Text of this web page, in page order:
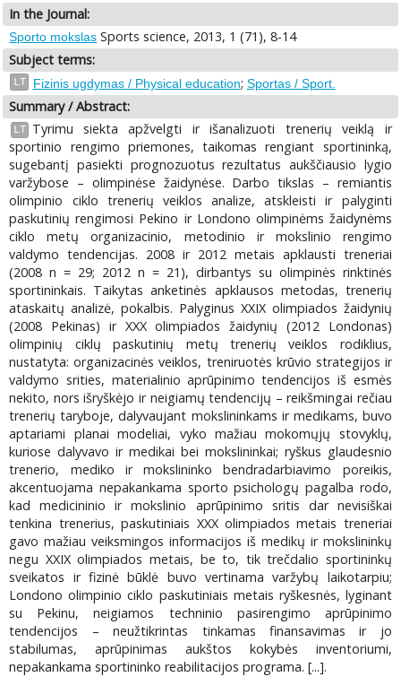
In the Journal:
Sporto mokslas Sports science, 2013, 1 (71), 8-14
Subject terms:
LT Fizinis ugdymas / Physical education; Sportas / Sport.
Summary / Abstract:
LT
Tyrimu siekta apžvelgti ir išanalizuoti trenerių veiklą ir
sportinio rengimo priemones, taikomas rengiant sportininką,
sugebantį pasiekti prognozuotus rezultatus aukščiausio lygio
varžybose – olimpinėse žaidynėse. Darbo tikslas – remiantis
olimpinio ciklo trenerių veiklos analize, atskleisti ir palyginti
paskutinių rengimosi Pekino ir Londono olimpinėms žaidynėms
ciklo metų organizacinio, metodinio ir mokslinio rengimo
valdymo tendencijas. 2008 ir 2012 metais apklausti treneriai
(2008 n = 29; 2012 n = 21), dirbantys su olimpinės rinktinės
sportininkais. Taikytas anketinės apklausos metodas, trenerių
ataskaitų analizė, pokalbis. Palyginus XXIX olimpiados žaidynių
(2008 Pekinas) ir XXX olimpiados žaidynių (2012 Londonas)
olimpinių ciklų paskutinių metų trenerių veiklos rodiklius,
nustatyta: organizacinės veiklos, treniruotės krūvio strategijos ir
valdymo srities, materialinio aprūpinimo tendencijos iš esmės
nekito, nors išryškėjo ir neigiamų tendencijų – reikšmingai rečiau
trenerių taryboje, dalyvaujant mokslininkams ir medikams, buvo
aptariami planai modeliai, vyko mažiau mokomųjų stovyklų,
kuriose dalyvavo ir medikai bei mokslininkai; ryškus glaudesnio
trenerio, mediko ir mokslininko bendradarbiavimo poreikis,
akcentuojama nepakankama sporto psichologų pagalba rodo,
kad medicininio ir mokslinio aprūpinimo sritis dar nevisiškai
tenkina trenerius, paskutiniais XXX olimpiados metais treneriai
gavo mažiau veiksmingos informacijos iš medikų ir mokslininkų
negu XXIX olimpiados metais, be to, tik trečdalio sportininkų
sveikatos ir fizinė būklė buvo vertinama varžybų laikotarpiu;
Londono olimpinio ciklo paskutiniais metais ryškesnės, lyginant
su Pekinu, neigiamos techninio pasirengimo aprūpinimo
tendencijos – neužtikrintas tinkamas finansavimas ir jo
stabilumas, aprūpinimas aukštos kokybės inventoriumi,
nepakankama sportininko reabilitacijos programa. [...].